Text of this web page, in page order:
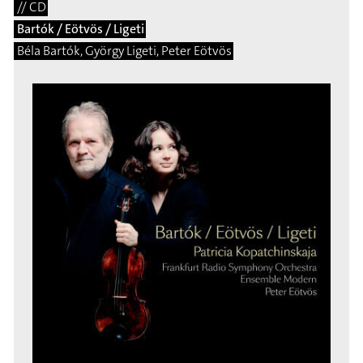
// CD
Bartók / Eötvös / Ligeti
Béla Bartók, György Ligeti, Peter Eötvös